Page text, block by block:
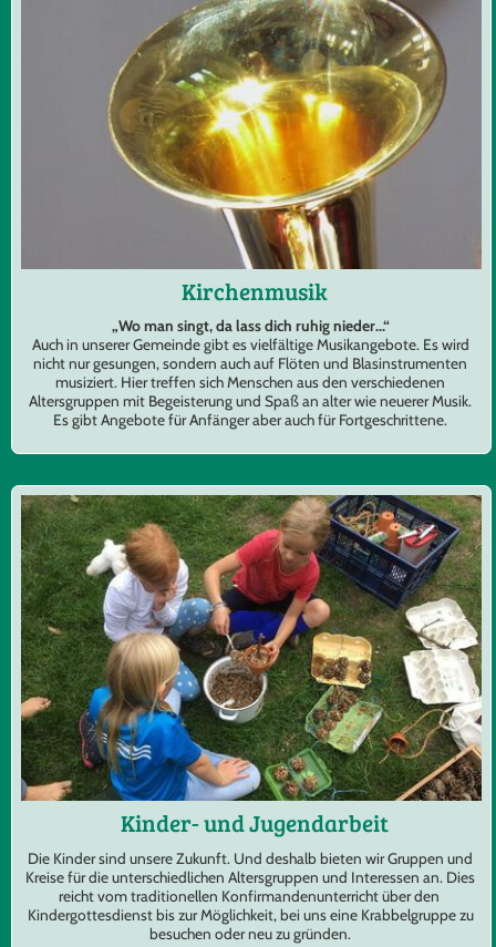
Kirchenmusik
„Wo man singt, da lass dich ruhig nieder...“
Auch in unserer Gemeinde gibt es vielfältige Musikangebote. Es wird
nicht nur gesungen, sondern auch auf Flöten und Blasinstrumenten
musiziert. Hier treffen sich Menschen aus den verschiedenen
Altersgruppen mit Begeisterung und Spaß an alter wie neuerer Musik.
Es gibt Angebote für Anfänger aber auch für Fortgeschrittene.
Kinder- und Jugendarbeit
Die Kinder sind unsere Zukunft. Und deshalb bieten wir Gruppen und
Kreise für die unterschiedlichen Altersgruppen und Interessen an. Dies
reicht vom traditionellen Konfirmandenunterricht über den
Kindergottesdienst bis zur Möglichkeit, bei uns eine Krabbelgruppe zu
besuchen oder neu zu gründen.